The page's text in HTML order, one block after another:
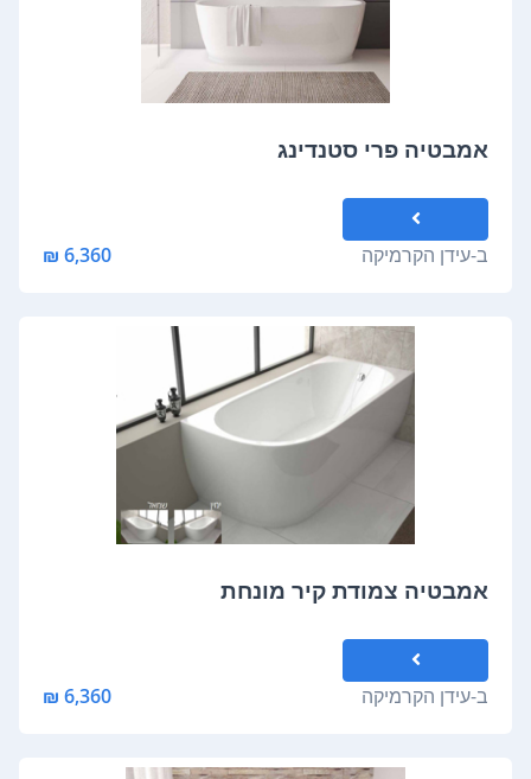
אמבטיה פרי סטנדינג
ב-עידן הקרמיקה 6,360 ₪
אמבטיה צמודת קיר מונחת
ב-עידן הקרמיקה 6,360 ₪